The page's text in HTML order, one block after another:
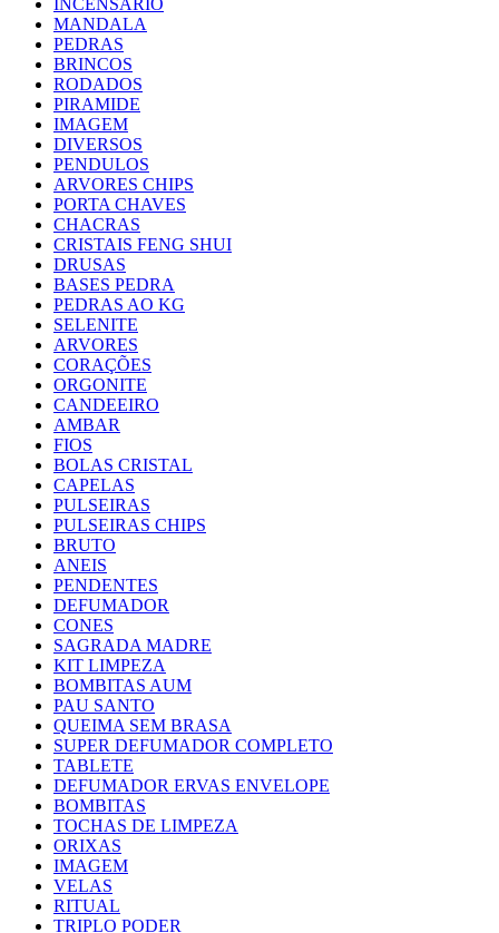
INCENSÁRIO
MANDALA
PEDRAS
BRINCOS
RODADOS
PIRAMIDE
IMAGEM
DIVERSOS
PENDULOS
ARVORES CHIPS
PORTA CHAVES
CHACRAS
CRISTAIS FENG SHUI
DRUSAS
BASES PEDRA
PEDRAS AO KG
SELENITE
ARVORES
CORAÇÕES
ORGONITE
CANDEEIRO
AMBAR
FIOS
BOLAS CRISTAL
CAPELAS
PULSEIRAS
PULSEIRAS CHIPS
BRUTO
ANEIS
PENDENTES
DEFUMADOR
CONES
SAGRADA MADRE
KIT LIMPEZA
BOMBITAS AUM
PAU SANTO
QUEIMA SEM BRASA
SUPER DEFUMADOR COMPLETO
TABLETE
DEFUMADOR ERVAS ENVELOPE
BOMBITAS
TOCHAS DE LIMPEZA
ORIXAS
IMAGEM
VELAS
RITUAL
TRIPLO PODER